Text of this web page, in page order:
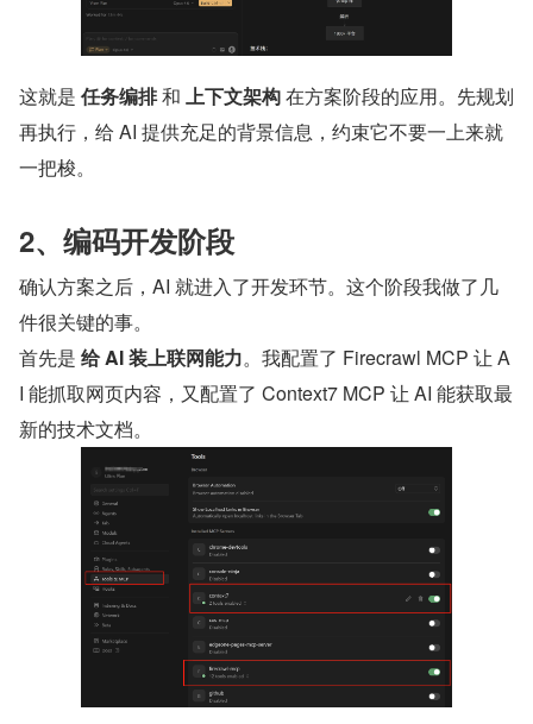
这就是 任务编排 和 上下文架构 在方案阶段的应用。先规划
再执行，给 AI 提供充足的背景信息，约束它不要一上来就
一把梭。
2、编码开发阶段
确认方案之后，AI 就进入了开发环节。这个阶段我做了几
件很关键的事。
首先是 给 AI 装上联网能力。我配置了 Firecrawl MCP 让 A
I 能抓取网页内容，又配置了 Context7 MCP 让 AI 能获取最
新的技术文档。